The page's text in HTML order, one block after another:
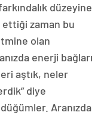
düzeyine
zaman bu
olan
enerji bağları
aştık, neler
diye
düğümler. Aranızda